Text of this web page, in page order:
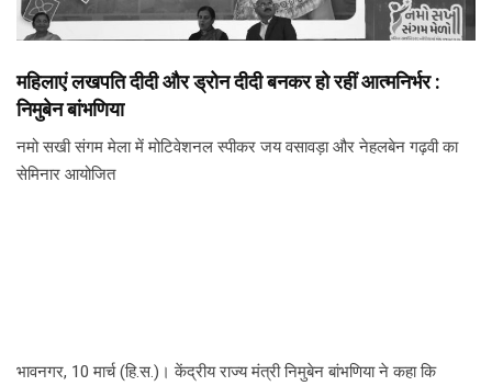
महिलाएं लखपति दीदी और ड्रोन दीदी बनकर हो रहीं आत्मनिर्भर :
निमुबेन बांभणिया
नमो सखी संगम मेला में मोटिवेशनल स्पीकर जय वसावड़ा और नेहलबेन गढ़वी का
सेमिनार आयोजित
भावनगर, 10 मार्च (हि.स.)। केंद्रीय राज्य मंत्री निमुबेन बांभणिया ने कहा कि